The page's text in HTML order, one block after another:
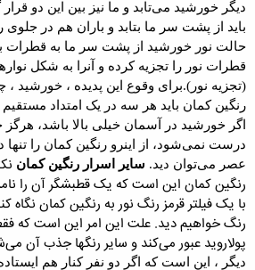
دیگر خورشید می‌تابد و ما نیز بین این دو
باید از پشت سر ما بتابد و باران هم در جلوی
حالت نور خورشید از پشت سر ما به قطرات
قطرات نور را تجزیه کرده و آنرا به شکل
(تجزیه نور).برای وقوع این پدیده ، خورشید ،
رنگین کمان باید هر سه در یک امتداد
اگر خورشید در آسمان خیلی بالا باشد،
درست نمی‌شود، از اینرو رنگین کمان را تنها
عصر می‌توان دید. سایر اسرار رنگین کمان
رنگین کمان این است که یک قطبشگر آن را
با یک فیلتر قرمز رنگ نور به رنگین کمان نگاه
رنگ خواهیم دید. علت این امر این است که
پولاروید عبور می‌کند و سایر رنگها جذب آن
دیگر ، این است که اگر دو نفر کنار هم